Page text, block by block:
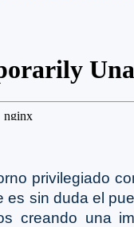
privilegiado
sin duda el
creando una